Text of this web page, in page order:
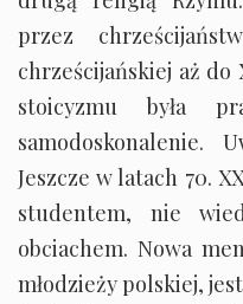
przez
chrześcijańskiej aż do
stoicyzmu była
samodoskonalenie.
Jeszcze w latach 70.
studentem, nie
obciachem. Nowa
młodzieży polskiej,